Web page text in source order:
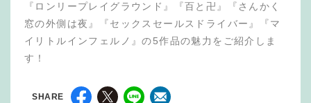
『ロンリープレイグラウンド』『百と卍』『さんかく
窓の外側は夜』『セックスセールスドライバー』『マ
イリトルインフェルノ』の5作品の魅力をご紹介しま
す！
SHARE